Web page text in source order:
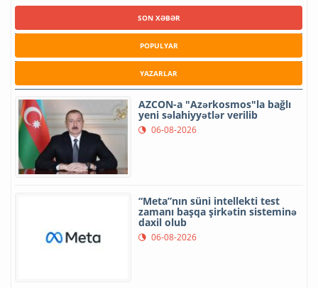
SON XƏBƏR
POPULYAR
YAZARLAR
AZCON-a "Azərkosmos"la bağlı
yeni səlahiyyətlər verilib
06-08-2026
“Meta”nın süni intellekti test
zamanı başqa şirkətin sisteminə
daxil olub
06-08-2026